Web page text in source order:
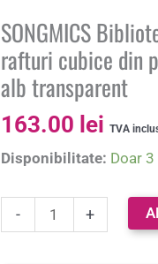
SONGMICS
rafturi cubice din
alb transparent
163.00 lei TVA
Disponibilitate: Doar
-
cu
12
compartimente,
rafturi
cubice
din
montaj
rapid,
+